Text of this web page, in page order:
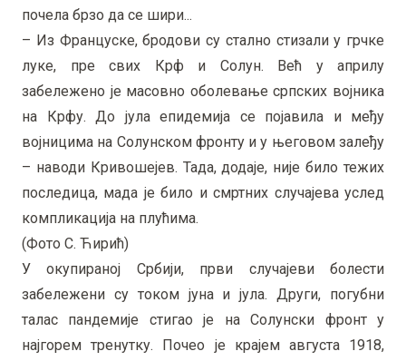
почела брзо да се шири...
– Из Француске, бродови су стално стизали у грчке
луке, пре свих Крф и Солун. Већ у априлу
забележено је масовно оболевање српских војника
на Крфу. До јула епидемија се појавила и међу
војницима на Солунском фронту и у његовом залеђу
– наводи Кривошејев. Тада, додаје, није било тежих
последица, мада је било и смртних случајева услед
компликација на плућима.
(Фото С. Ћирић)
У окупираној Србији, први случајеви болести
забележени су током јуна и јула. Други, погубни
талас пандемије стигао је на Солунски фронт у
најгорем тренутку. Почео је крајем августа 1918,